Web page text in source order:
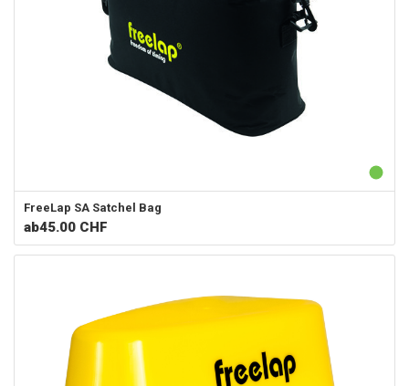
FreeLap SA Satchel Bag
ab45.00 CHF